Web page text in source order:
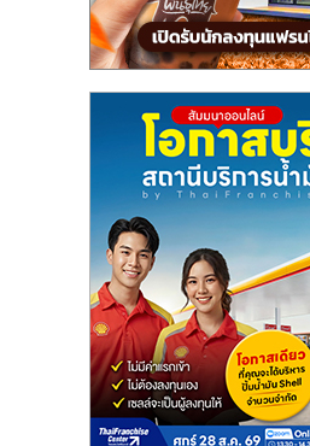
หน้า
บ้าน
ลงทุน
น้อย